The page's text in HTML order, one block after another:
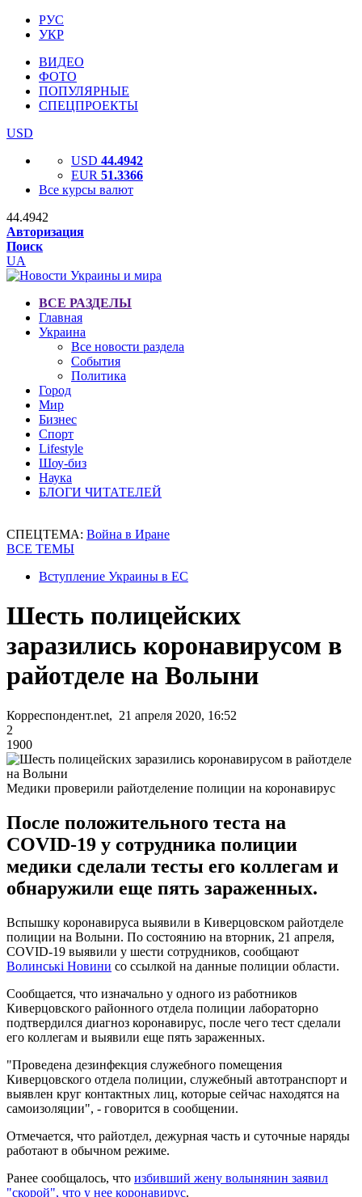
РУС
УКР
ВИДЕО
ФОТО
ПОПУЛЯРНЫЕ
СПЕЦПРОЕКТЫ
USD
USD 44.4942
EUR 51.3366
Все курсы валют
44.4942
Авторизация
Поиск
UA
ВСЕ РАЗДЕЛЫ
Главная
Украина
Все новости раздела
События
Политика
Город
Мир
Бизнес
Спорт
Lifestyle
Шоу-биз
Наука
БЛОГИ ЧИТАТЕЛЕЙ
СПЕЦТЕМА: Война в Иране
ВСЕ ТЕМЫ
Вступление Украины в ЕС
Шесть полицейских
заразились коронавирусом в
райотделе на Волыни
Корреспондент.net, 21 апреля 2020, 16:52
2
1900
Медики проверили райотделение полиции на коронавирус
После положительного теста на
COVID-19 у сотрудника полиции
медики сделали тесты его коллегам и
обнаружили еще пять зараженных.
Вспышку коронавируса выявили в Киверцовском райотделе
полиции на Волыни. По состоянию на вторник, 21 апреля,
COVID-19 выявили у шести сотрудников, сообщают
Волинські Новини со ссылкой на данные полиции области.
Сообщается, что изначально у одного из работников
Киверцовского районного отдела полиции лабораторно
подтвердился диагноз коронавирус, после чего тест сделали
его коллегам и выявили еще пять зараженных.
"Проведена дезинфекция служебного помещения
Киверцовского отдела полиции, служебный автотранспорт и
выявлен круг контактных лиц, которые сейчас находятся на
самоизоляции", - говорится в сообщении.
Отмечается, что райотдел, дежурная часть и суточные наряды
работают в обычном режиме.
Ранее сообщалось, что избивший жену волынянин заявил
"скорой", что у нее коронавирус.